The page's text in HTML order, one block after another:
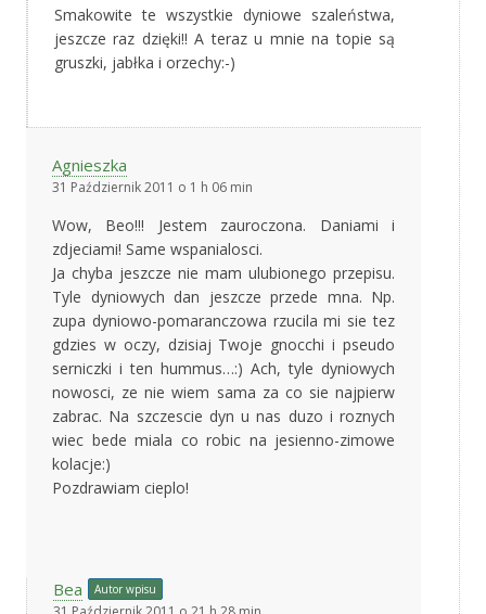
Smakowite te wszystkie dyniowe szaleństwa,
jeszcze raz dzięki!! A teraz u mnie na topie są
gruszki, jabłka i orzechy:-)
Agnieszka
31 Październik 2011 o 1 h 06 min
Wow, Beo!!! Jestem zauroczona. Daniami i
zdjeciami! Same wspanialosci.
Ja chyba jeszcze nie mam ulubionego przepisu.
Tyle dyniowych dan jeszcze przede mna. Np.
zupa dyniowo-pomaranczowa rzucila mi sie tez
gdzies w oczy, dzisiaj Twoje gnocchi i pseudo
serniczki i ten hummus…:) Ach, tyle dyniowych
nowosci, ze nie wiem sama za co sie najpierw
zabrac. Na szczescie dyn u nas duzo i roznych
wiec bede miala co robic na jesienno-zimowe
kolacje:)
Pozdrawiam cieplo!
Bea Autor wpisu